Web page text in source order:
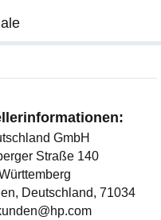
GmbH
Straße 140
Deutschland, 71034